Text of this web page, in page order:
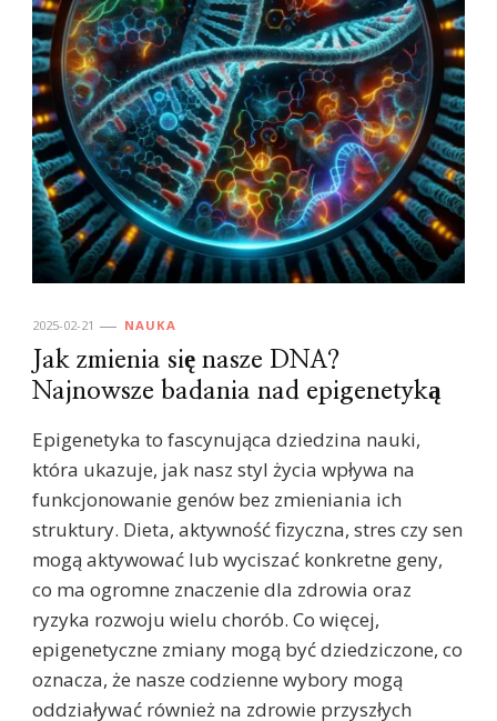
2025-02-21 NAUKA
Jak zmienia się nasze DNA?
Najnowsze badania nad epigenetyką
Epigenetyka to fascynująca dziedzina nauki,
która ukazuje, jak nasz styl życia wpływa na
funkcjonowanie genów bez zmieniania ich
struktury. Dieta, aktywność fizyczna, stres czy sen
mogą aktywować lub wyciszać konkretne geny,
co ma ogromne znaczenie dla zdrowia oraz
ryzyka rozwoju wielu chorób. Co więcej,
epigenetyczne zmiany mogą być dziedziczone, co
oznacza, że nasze codzienne wybory mogą
oddziaływać również na zdrowie przyszłych